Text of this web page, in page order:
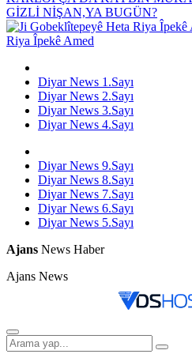
GİZLİ NİŞAN,YA BUGÜN?
Riya Îpekê Amed
Diyar News 1.Sayı
Diyar News 2.Sayı
Diyar News 3.Sayı
Diyar News 4.Sayı
Diyar News 9.Sayı
Diyar News 8.Sayı
Diyar News 7.Sayı
Diyar News 6.Sayı
Diyar News 5.Sayı
Ajans News Haber
Ajans News